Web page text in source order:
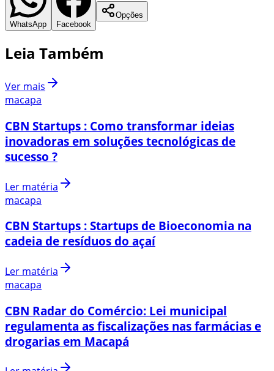
WhatsApp Facebook
Opções
Leia Também
Ver mais
macapa
CBN Startups : Como transformar ideias
inovadoras em soluções tecnológicas de
sucesso ?
Ler matéria
macapa
CBN Startups : Startups de Bioeconomia na
cadeia de resíduos do açaí
Ler matéria
macapa
CBN Radar do Comércio: Lei municipal
regulamenta as fiscalizações nas farmácias e
drogarias em Macapá